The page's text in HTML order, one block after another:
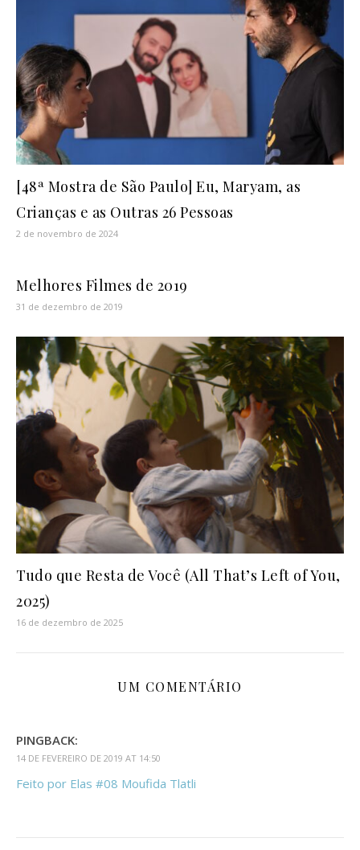
[48ª Mostra de São Paulo] Eu, Maryam, as
Crianças e as Outras 26 Pessoas
2 de novembro de 2024
Melhores Filmes de 2019
31 de dezembro de 2019
Tudo que Resta de Você (All That’s Left of You,
2025)
16 de dezembro de 2025
UM COMENTÁRIO
PINGBACK:
14 DE FEVEREIRO DE 2019 AT 14:50
Feito por Elas #08 Moufida Tlatli